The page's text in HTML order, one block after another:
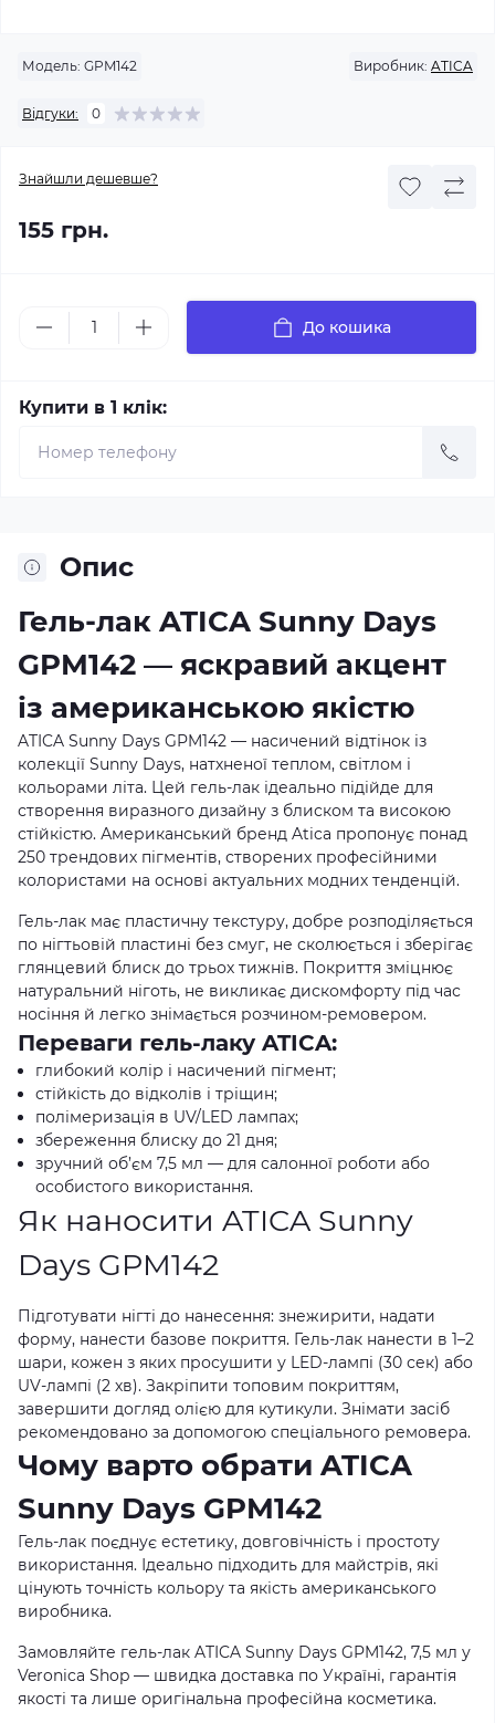
Модель: GPM142 Виробник: ATICA
Відгуки: 0
Знайшли дешевше?
155 грн.
До кошика
Купити в 1 клік:
Опис
Гель-лак ATICA Sunny Days
GPM142 — яскравий акцент
із американською якістю
ATICA Sunny Days GPM142 — насичений відтінок із
колекції Sunny Days, натхненої теплом, світлом і
кольорами літа. Цей гель-лак ідеально підійде для
створення виразного дизайну з блиском та високою
стійкістю. Американський бренд Atica пропонує понад
250 трендових пігментів, створених професійними
колористами на основі актуальних модних тенденцій.
Гель-лак має пластичну текстуру, добре розподіляється
по нігтьовій пластині без смуг, не сколюється і зберігає
глянцевий блиск до трьох тижнів. Покриття зміцнює
натуральний ніготь, не викликає дискомфорту під час
носіння й легко знімається розчином-ремовером.
Переваги гель-лаку ATICA:
глибокий колір і насичений пігмент;
стійкість до відколів і тріщин;
полімеризація в UV/LED лампах;
збереження блиску до 21 дня;
зручний об’єм 7,5 мл — для салонної роботи або
особистого використання.
Як наносити ATICA Sunny
Days GPM142
Підготувати нігті до нанесення: знежирити, надати
форму, нанести базове покриття. Гель-лак нанести в 1–2
шари, кожен з яких просушити у LED-лампі (30 сек) або
UV-лампі (2 хв). Закріпити топовим покриттям,
завершити догляд олією для кутикули. Знімати засіб
рекомендовано за допомогою спеціального ремовера.
Чому варто обрати ATICA
Sunny Days GPM142
Гель-лак поєднує естетику, довговічність і простоту
використання. Ідеально підходить для майстрів, які
цінують точність кольору та якість американського
виробника.
Замовляйте гель-лак ATICA Sunny Days GPM142, 7,5 мл у
Veronica Shop — швидка доставка по Україні, гарантія
якості та лише оригінальна професійна косметика.